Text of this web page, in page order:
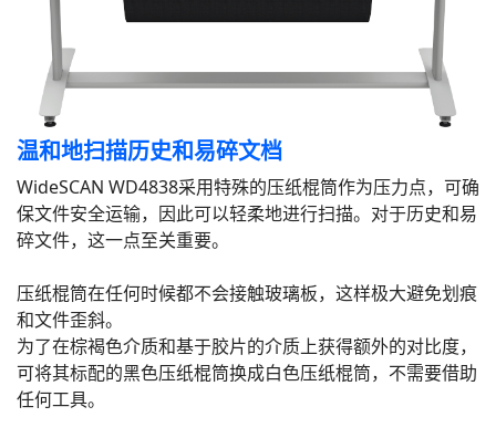
温和地扫描历史和易碎文档
WideSCAN WD4838采用特殊的压纸棍筒作为压力点，可确
保文件安全运输，因此可以轻柔地进行扫描。对于历史和易
碎文件，这一点至关重要。
压纸棍筒在任何时候都不会接触玻璃板，这样极大避免划痕
和文件歪斜。
为了在棕褐色介质和基于胶片的介质上获得额外的对比度，
可将其标配的黑色压纸棍筒换成白色压纸棍筒，不需要借助
任何工具。